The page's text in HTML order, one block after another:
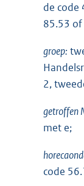
de code
85.53
groep:
2,
getroffen
met e;
code